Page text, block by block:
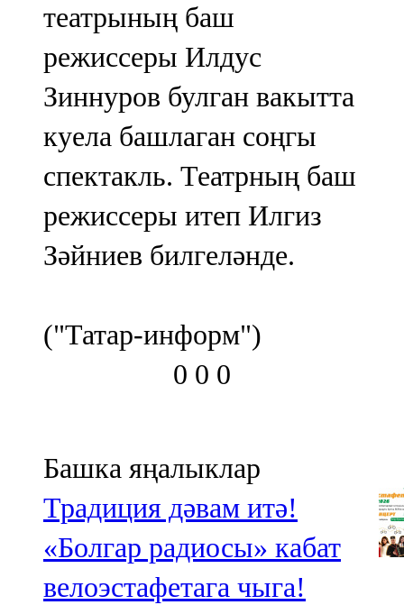
театрының баш
режиссеры Илдус
Зиннуров булган вакытта
куела башлаган соңгы
спектакль. Театрның баш
режиссеры итеп Илгиз
Зәйниев билгеләнде.
("Татар-информ")
0 0 0
Башка яңалыклар
Традиция дәвам итә!
«Болгар радиосы» кабат
велоэстафетага чыга!